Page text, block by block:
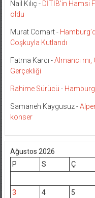
Nail Kılıç - DİTİB’in Hamsi
oldu
Murat Comart-
Coşkuyla Kutlandı
Fatma Karcı -Almancı
Gerçekliği
Rahime Sürücü -
Samaneh Kaygusuz-
konser
Ağustos 2026
P
S Ç
3
4 5